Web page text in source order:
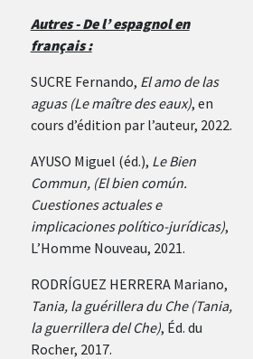
Autres - De l’ espagnol en
français :
SUCRE Fernando, El amo de las
aguas (Le maître des eaux), en
cours d’édition par l’auteur, 2022.
AYUSO Miguel (éd.), Le Bien
Commun, (El bien común.
Cuestiones actuales e
implicaciones político-jurídicas),
L’Homme Nouveau, 2021.
RODRÍGUEZ HERRERA Mariano,
Tania, la guérillera du Che (Tania,
la guerrillera del Che), Éd. du
Rocher, 2017.